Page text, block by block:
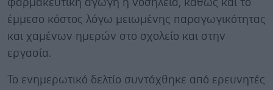
φαρμακευτική αγωγή ή νοσηλεία, καθώς και το
έμμεσο κόστος λόγω μειωμένης παραγωγικότητας
και χαμένων ημερών στο σχολείο και στην
εργασία.
Το ενημερωτικό δελτίο συντάχθηκε από ερευνητές